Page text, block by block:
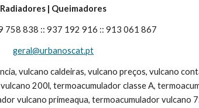
Radiadores | Queimadores
758 838 :: 937 192 916 :: 913 061 867
geral@urbanoscat.pt
vulcano caldeiras, vulcano preços, vulcano
200l, termoacumulador classe A,
vulcano primeaqua, termoacumulador vulcano